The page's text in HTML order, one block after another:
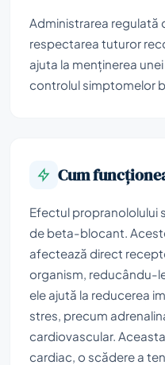
Administrarea regulată
respectarea tuturor
ajuta la menținerea
controlul simptomelor
Cum
Efectul propranololului
de beta-blocant.
afectează direct
organism, reducându-
ele ajută la reducerea
stres, precum
cardiovascular.
cardiac, o scădere a